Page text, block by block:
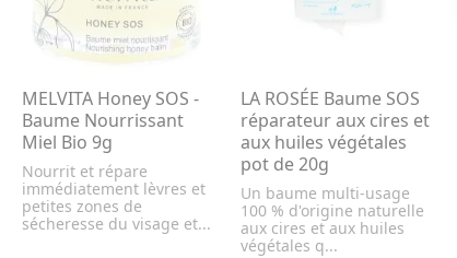
MELVITA Honey SOS -
Baume Nourrissant
Miel Bio 9g
Nourrit et répare
immédiatement lèvres et
petites zones de
sécheresse du visage et...
LA ROSÉE Baume SOS
réparateur aux cires et
aux huiles végétales
pot de 20g
Un baume multi-usage
100 % d'origine naturelle
aux cires et aux huiles
végétales q...